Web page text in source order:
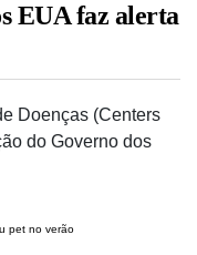
EUA faz alerta
Doenças (Centers
do Governo dos